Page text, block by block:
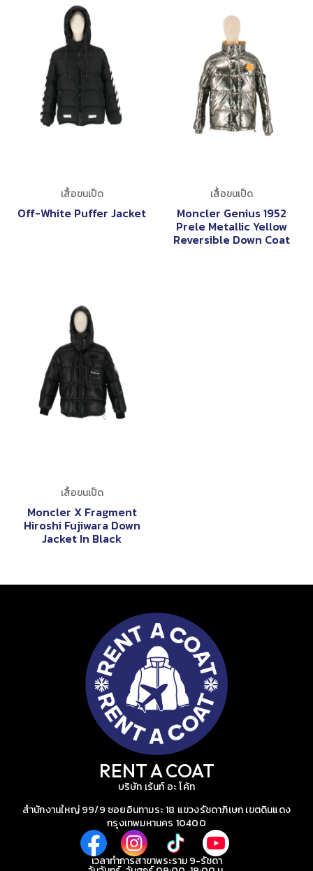
เสื้อขนเป็ด
Off-White Puffer Jacket
เสื้อขนเป็ด
Moncler Genius 1952
Prele Metallic Yellow
Reversible Down Coat
เสื้อขนเป็ด
Moncler X Fragment
Hiroshi Fujiwara Down
Jacket In Black
RENT A COAT
บริษัท เร้นท์ อะ โค้ท
สำนักงานใหญ่ 99/9 ซอยอินทามระ 18 แขวงรัชดาภิเษก เขตดินแดง
กรุงเทพมหานคร 10400
เวลาทำการสาขาพระราม 9-รัชดา